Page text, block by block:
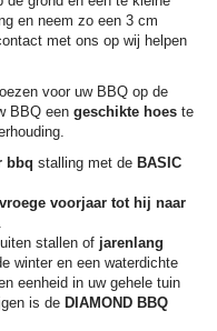
en neem zo een 3 cm
met ons op wij helpen
voor uw BBQ op de
BBQ een geschikte hoes te
bbq stalling met de BASIC
vroege voorjaar tot hij naar
stallen of jarenlang
winter en een waterdichte
eenheid in uw gehele tuin
is de DIAMOND BBQ